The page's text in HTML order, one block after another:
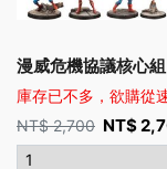
漫威危機協議核心
庫存已不多，欲購從
NT$2,700 NT$